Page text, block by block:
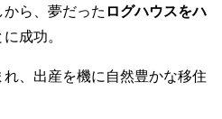
ら、夢だった ログハウスをハ
成功。
、出産を機に自然豊かな移住